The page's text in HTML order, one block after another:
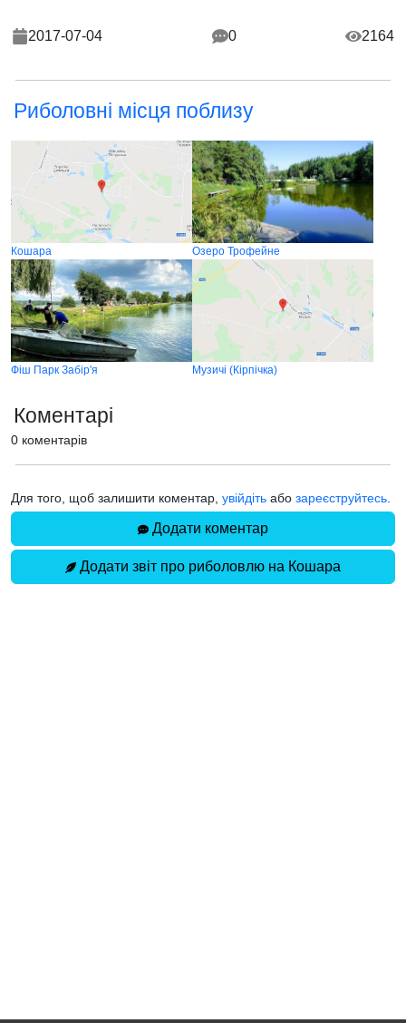
2017-07-04 0 2164
Риболовні місця поблизу
Кошара Озеро Трофейне
Фіш Парк Забір'я Музичі (Кірпічка)
Коментарі
0 коментарів
Для того, щоб залишити коментар, увійдіть або зареєструйтесь
Додати коментар
Додати звіт про риболовлю на Кошара